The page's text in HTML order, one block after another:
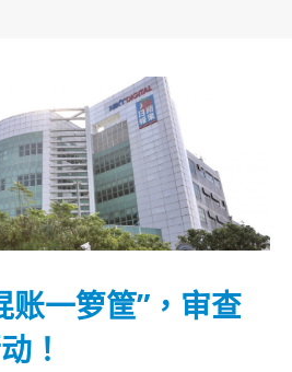
账一箩筐”，审查
！